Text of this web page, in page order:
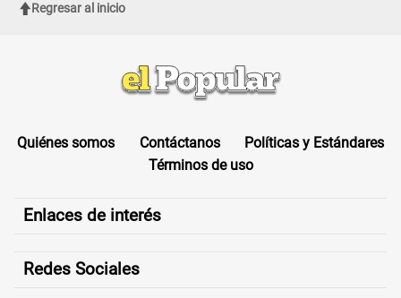
Regresar al inicio
Quiénes somos Contáctanos
Políticas y Estándares
Términos de uso
Enlaces de interés
Redes Sociales